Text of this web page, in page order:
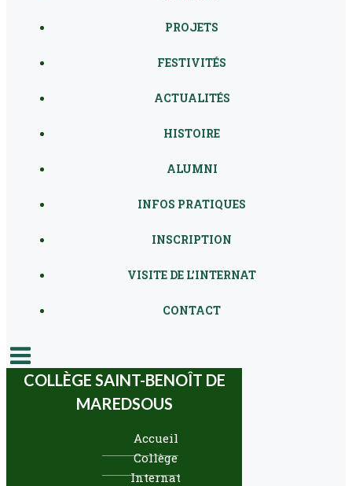
PROJETS
FESTIVITÉS
ACTUALITÉS
HISTOIRE
ALUMNI
INFOS PRATIQUES
INSCRIPTION
VISITE DE L’INTERNAT
CONTACT
COLLÈGE SAINT-BENOÎT DE
MAREDSOUS
Accueil
Collège
Internat